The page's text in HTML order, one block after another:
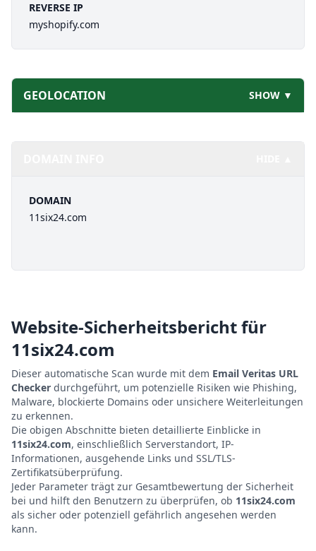
REVERSE IP
myshopify.com
GEOLOCATION SHOW ▼
DOMAIN
11six24.com
Website-Sicherheitsbericht für
11six24.com
Dieser automatische Scan wurde mit dem Email Veritas URL
Checker durchgeführt, um potenzielle Risiken wie Phishing,
Malware, blockierte Domains oder unsichere Weiterleitungen
zu erkennen.
Die obigen Abschnitte bieten detaillierte Einblicke in
11six24.com, einschließlich Serverstandort, IP-
Informationen, ausgehende Links und SSL/TLS-
Zertifikatsüberprüfung.
Jeder Parameter trägt zur Gesamtbewertung der Sicherheit
bei und hilft den Benutzern zu überprüfen, ob 11six24.com
als sicher oder potenziell gefährlich angesehen werden
kann.